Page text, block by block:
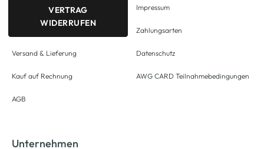
VERTRAG
WIDERRUFEN
Versand & Lieferung
Kauf auf Rechnung
AGB
Impressum
Zahlungsarten
Datenschutz
AWG CARD Teilnahmebedingungen
Unternehmen